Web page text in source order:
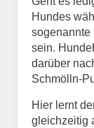
Hundes
sogenannte
sein.
darüber
Schmölln-
Hier lernt
gleichzeitig